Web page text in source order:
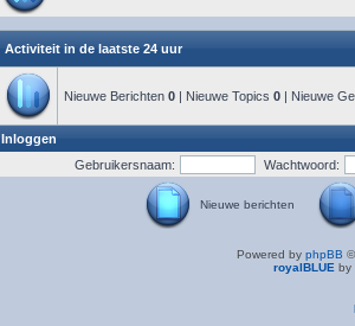
Activiteit in de laatste 24 uur
Nieuwe Berichten 0 | Nieuwe Topics 0 | Nieuwe
Inloggen
Gebruikersnaam:
Wachtwoord:
Nieuwe berichten
Powered by phpBB
royalBLUE by